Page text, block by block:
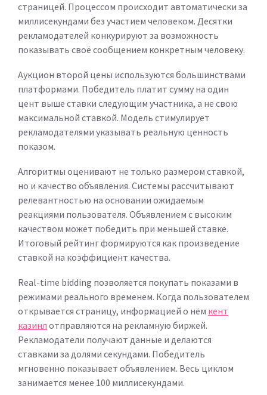
страницей. Процессом происходит автоматически за
миллисекундами без участием человеком. Десятки
рекламодателей конкурируют за возможность
показывать своё сообщением конкретным человеку.
Аукцион второй цены используются большинствами
платформами. Победитель платит сумму на один
цент выше ставки следующим участника, а не свою
максимальной ставкой. Модель стимулирует
рекламодателями указывать реальную ценность
показом.
Алгоритмы оценивают не только размером ставкой,
но и качество объявления. Системы рассчитывают
релевантностью на основании ожидаемым
реакциями пользователя. Объявлением с высоким
качеством может победить при меньшей ставке.
Итоговый рейтинг формируются как произведение
ставкой на коэффициент качества.
Real-time bidding позволяется покупать показами в
режимами реального временем. Когда пользователем
открывается страницу, информацией о нём кент
казинл отправляются на рекламную биржей.
Рекламодатели получают данные и делаются
ставками за долями секундами. Победитель
мгновенно показывает объявлением. Весь циклом
занимается менее 100 миллисекундами.